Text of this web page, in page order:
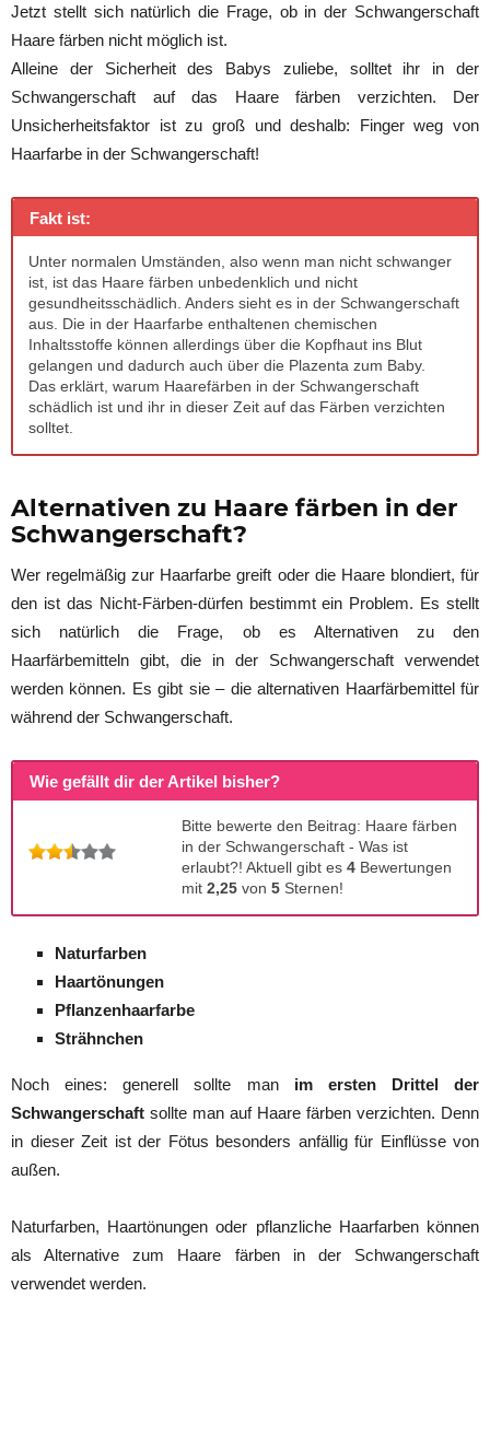
Jetzt stellt sich natürlich die Frage, ob in der Schwangerschaft
Haare färben nicht möglich ist.
Alleine der Sicherheit des Babys zuliebe, solltet ihr in der
Schwangerschaft auf das Haare färben verzichten. Der
Unsicherheitsfaktor ist zu groß und deshalb: Finger weg von
Haarfarbe in der Schwangerschaft!
Fakt ist:
Unter normalen Umständen, also wenn man nicht schwanger
ist, ist das Haare färben unbedenklich und nicht
gesundheitsschädlich. Anders sieht es in der Schwangerschaft
aus. Die in der Haarfarbe enthaltenen chemischen
Inhaltsstoffe können allerdings über die Kopfhaut ins Blut
gelangen und dadurch auch über die Plazenta zum Baby.
Das erklärt, warum Haarefärben in der Schwangerschaft
schädlich ist und ihr in dieser Zeit auf das Färben verzichten
solltet.
Alternativen zu Haare färben in der
Schwangerschaft?
Wer regelmäßig zur Haarfarbe greift oder die Haare blondiert, für
den ist das Nicht-Färben-dürfen bestimmt ein Problem. Es stellt
sich natürlich die Frage, ob es Alternativen zu den
Haarfärbemitteln gibt, die in der Schwangerschaft verwendet
werden können. Es gibt sie – die alternativen Haarfärbemittel für
während der Schwangerschaft.
Wie gefällt dir der Artikel bisher?
Bitte bewerte den Beitrag: Haare färben
in der Schwangerschaft - Was ist
erlaubt?! Aktuell gibt es 4 Bewertungen
mit 2,25 von 5 Sternen!
Naturfarben
Haartönungen
Pflanzenhaarfarbe
Strähnchen
Noch eines: generell sollte man im ersten Drittel der
Schwangerschaft sollte man auf Haare färben verzichten. Denn
in dieser Zeit ist der Fötus besonders anfällig für Einflüsse von
außen.
Naturfarben, Haartönungen oder pflanzliche Haarfarben können
als Alternative zum Haare färben in der Schwangerschaft
verwendet werden.